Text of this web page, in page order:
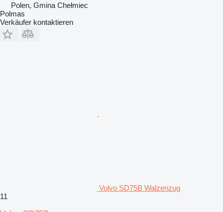
Polen, Gmina Chełmiec
Polmas
Verkäufer kontaktieren
Volvo SD75B Walzenzug
11